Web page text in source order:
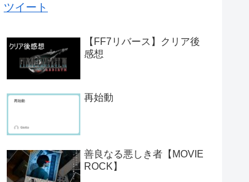
ツイート
【FF7リバース】クリア後
感想
再始動
善良なる悪しき者【MOVIE
ROCK】